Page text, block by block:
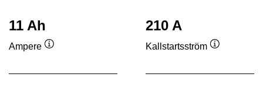
11 Ah
Ampere
210 A
Kallstartsström